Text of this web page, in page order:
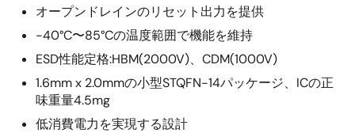
オープンドレインのリセット出力を提供
-40°C〜85°Cの温度範囲で機能を維持
ESD性能定格:HBM(2000V)、CDM(1000V)
1.6mm x 2.0mmの小型STQFN-14パッケージ、ICの正
味重量4.5mg
低消費電力を実現する設計